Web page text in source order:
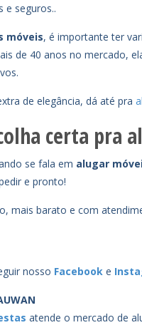
e seguros..
móveis, é importante ter
de 40 anos no mercado,
de elegância, dá até pra
certa pra
se fala em alugar
e pronto!
mais barato e com
nosso Facebook e
atende o mercado de